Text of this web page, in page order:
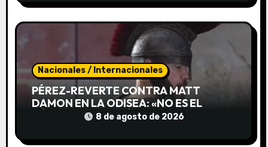
Nacionales / Internacionales
PÉREZ-REVERTE CONTRA MATT
DAMON EN LA ODISEA: «NO ES EL
HÉROE MEDITERRÁNEO QUE NOS
8 de agosto de 2026